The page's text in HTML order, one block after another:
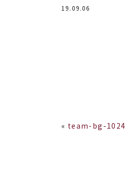
19.09.06
« team-bg-